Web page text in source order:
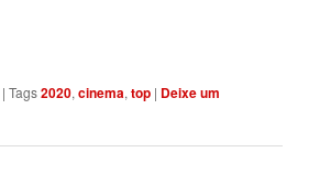
|Tags2020,cinema,top | Deixe um